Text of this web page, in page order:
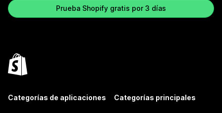
Prueba Shopify gratis por 3 días
Categorías de aplicaciones Categorías principales